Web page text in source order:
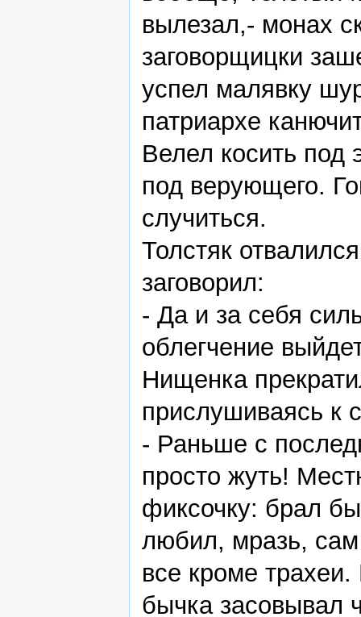
вылезал,- монах
заговорщицки
успел малявку
патриархе
Велел косить под
под верующего.
случиться.
Толстяк
заговорил:
- Да и за себя
облегчение
Нищенка
прислушиваясь к
- Раньше с
просто жуть!
фиксочку: брал
любил, мразь, сам
все кроме
бычка засовывал